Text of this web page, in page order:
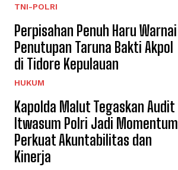
TNI-POLRI
Perpisahan Penuh Haru Warnai
Penutupan Taruna Bakti Akpol
di Tidore Kepulauan
HUKUM
Kapolda Malut Tegaskan Audit
Itwasum Polri Jadi Momentum
Perkuat Akuntabilitas dan
Kinerja